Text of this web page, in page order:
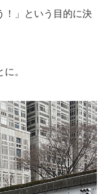
！」という目的に決
。